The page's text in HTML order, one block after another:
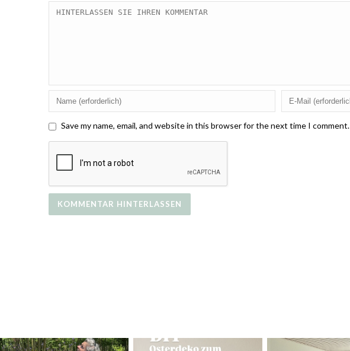
Save my name, email, and website in this browser for the next time I comment.